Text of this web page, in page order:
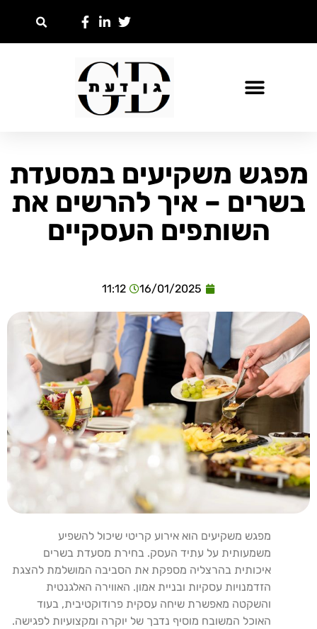
מפגש משקיעים במסעדת
בשרים – איך להרשים את
השותפים העסקיים
16/01/2025
11:12
מפגש משקיעים הוא אירוע קריטי שיכול להשפיע
משמעותית על עתיד העסק. בחירת מסעדת בשרים
איכותית בהרצליה מספקת את הסביבה המושלמת להצגת
הזדמנויות עסקיות ובניית אמון. האווירה האלגנטית
והשקטה מאפשרת שיחה עסקית פרודוקטיבית, בעוד
האוכל המשובח מוסיף נדבך של יוקרה ומקצועיות לפגישה.